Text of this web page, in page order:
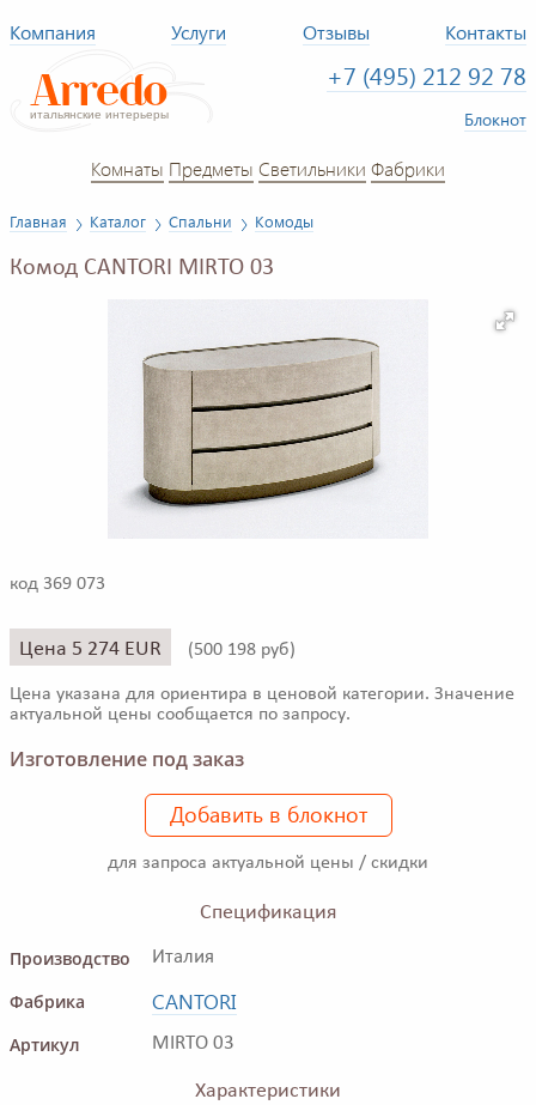
Компания Услуги Отзывы Контакты
+7 (495) 212 92 78
Блокнот
Комнаты Предметы Светильники Фабрики
Главная Каталог Спальни Комоды
Комод CANTORI MIRTO 03
код 369 073
Цена 5 274 EUR (500 198 руб)
Цена указана для ориентира в ценовой категории. Значение
актуальной цены сообщается по запросу.
Изготовление под заказ
Добавить в блокнот
для запроса актуальной цены / скидки
Спецификация
Производство
Италия
Фабрика CANTORI
Артикул MIRTO 03
Характеристики